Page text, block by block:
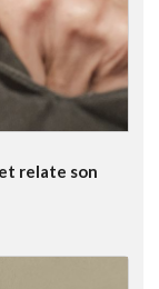
relate son